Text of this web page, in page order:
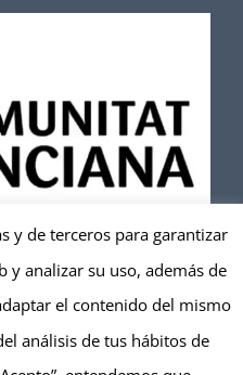
y de terceros para garantizar
analizar su uso, además de
el contenido del mismo
análisis de tus hábitos de